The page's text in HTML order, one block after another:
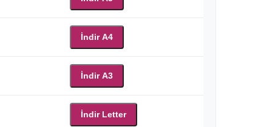
İndir A4
İndir A3
İndir Letter